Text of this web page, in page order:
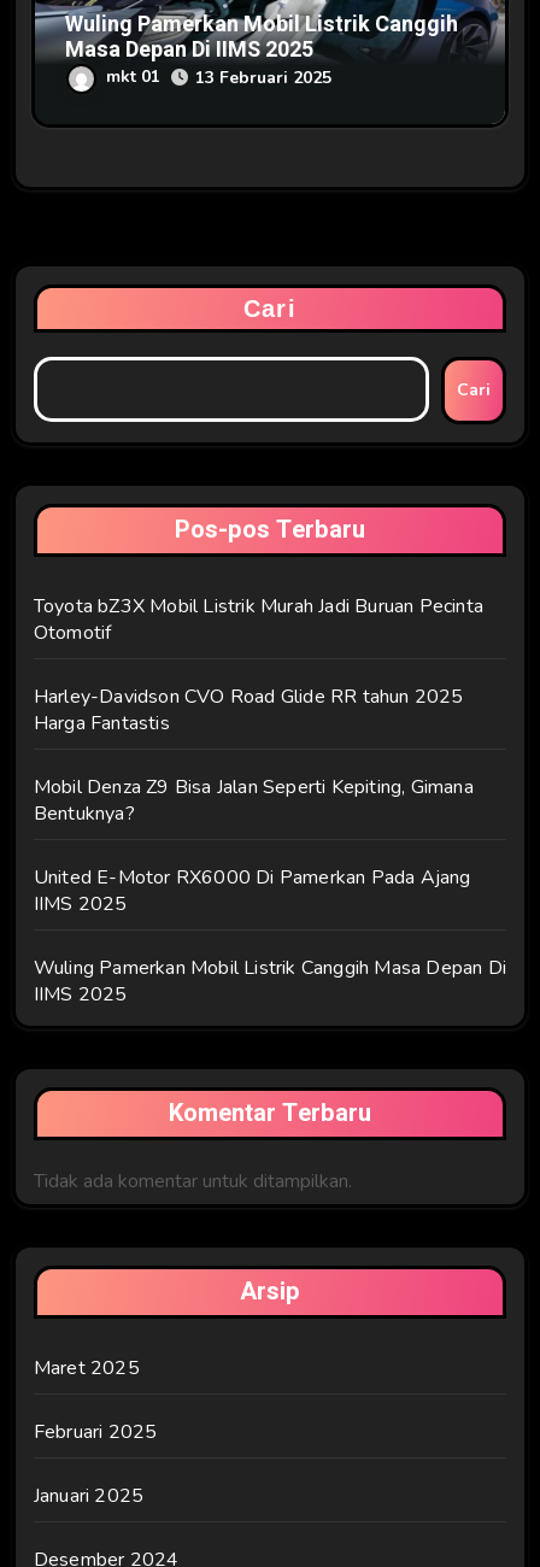
Wuling Pamerkan Mobil Listrik Canggih
Masa Depan Di IIMS 2025
mkt 01 13 Februari 2025
Cari
Cari
Pos-pos Terbaru
Toyota bZ3X Mobil Listrik Murah Jadi Buruan Pecinta
Otomotif
Harley-Davidson CVO Road Glide RR tahun 2025
Harga Fantastis
Mobil Denza Z9 Bisa Jalan Seperti Kepiting, Gimana
Bentuknya?
United E-Motor RX6000 Di Pamerkan Pada Ajang
IIMS 2025
Wuling Pamerkan Mobil Listrik Canggih Masa Depan Di
IIMS 2025
Komentar Terbaru
Tidak ada komentar untuk ditampilkan.
Arsip
Maret 2025
Februari 2025
Januari 2025
Desember 2024